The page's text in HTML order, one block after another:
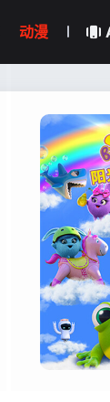
动漫